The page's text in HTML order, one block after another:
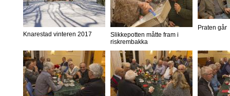
Knarestad vinteren 2017
Slikkepotten måtte fram i
riskrembakka
Praten går